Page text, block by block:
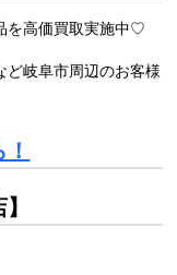
を高価買取実施中♡
ど岐阜市周辺のお客様